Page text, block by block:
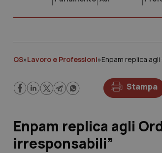
QS»Lavoro e Professioni»Enpam replica
Stampa
Enpam replica agli
irresponsabili”